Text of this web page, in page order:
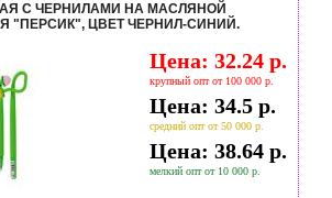
С ЧЕРНИЛАМИ НА МАСЛЯНОЙ
"ПЕРСИК", ЦВЕТ ЧЕРНИЛ-СИНИЙ.
Цена: 32.24 р.
крупный опт от 100 000 р.
Цена: 34.5 р.
средний опт от 50 000 р.
Цена: 38.64 р.
мелкий опт от 10 000 р.